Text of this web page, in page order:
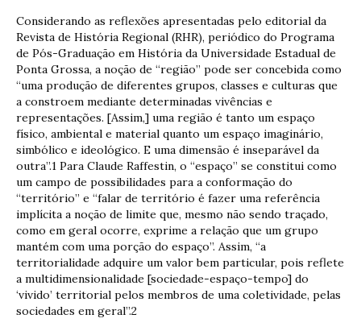
Considerando as reflexões apresentadas pelo editorial da
Revista de História Regional (RHR), periódico do Programa
de Pós-Graduação em História da Universidade Estadual de
Ponta Grossa, a noção de “região” pode ser concebida como
“uma produção de diferentes grupos, classes e culturas que
a constroem mediante determinadas vivências e
representações. [Assim,] uma região é tanto um espaço
físico, ambiental e material quanto um espaço imaginário,
simbólico e ideológico. E uma dimensão é inseparável da
outra”.1 Para Claude Raffestin, o “espaço” se constitui como
um campo de possibilidades para a conformação do
“território” e “falar de território é fazer uma referência
implícita a noção de limite que, mesmo não sendo traçado,
como em geral ocorre, exprime a relação que um grupo
mantém com uma porção do espaço”. Assim, “a
territorialidade adquire um valor bem particular, pois reflete
a multidimensionalidade [sociedade-espaço-tempo] do
‘vivido’ territorial pelos membros de uma coletividade, pelas
sociedades em geral”.2